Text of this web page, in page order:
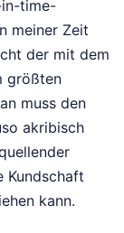
in-time-
meiner Zeit
der mit dem
größten
muss den
akribisch
Kundschaft
kann.